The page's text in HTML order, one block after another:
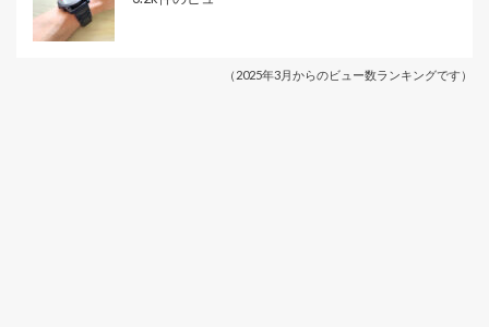
（2025年3月からのビュー数ランキングです）